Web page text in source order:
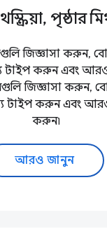
পৃষ্ঠার
জিজ্ঞাসা করুন,
টাইপ করুন এবং
জিজ্ঞাসা করুন,
টাইপ করুন এবং
করুন৷
আরও জানুন